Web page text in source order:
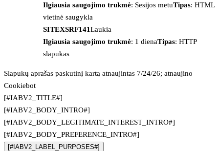
Ilgiausia saugojimo trukmė: Sesijos metuTipas: HTML
vietinė saugykla
SITEXSRF141Laukia
Ilgiausia saugojimo trukmė: 1 dienaTipas: HTTP
slapukas
Slapukų aprašas paskutinį kartą atnaujintas 7/24/26; atnaujino
Cookiebot
[#IABV2_TITLE#]
[#IABV2_BODY_INTRO#]
[#IABV2_BODY_LEGITIMATE_INTEREST_INTRO#]
[#IABV2_BODY_PREFERENCE_INTRO#]
[#IABV2_LABEL_PURPOSES#]